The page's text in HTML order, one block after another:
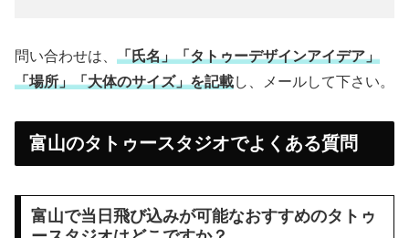
問い合わせは、 「氏名」「タトゥーデザインアイデア」
「場所」「大体のサイズ」を記載し、メールして下さい。
富山のタトゥースタジオでよくある質問
富山で当日飛び込みが可能なおすすめのタトゥ